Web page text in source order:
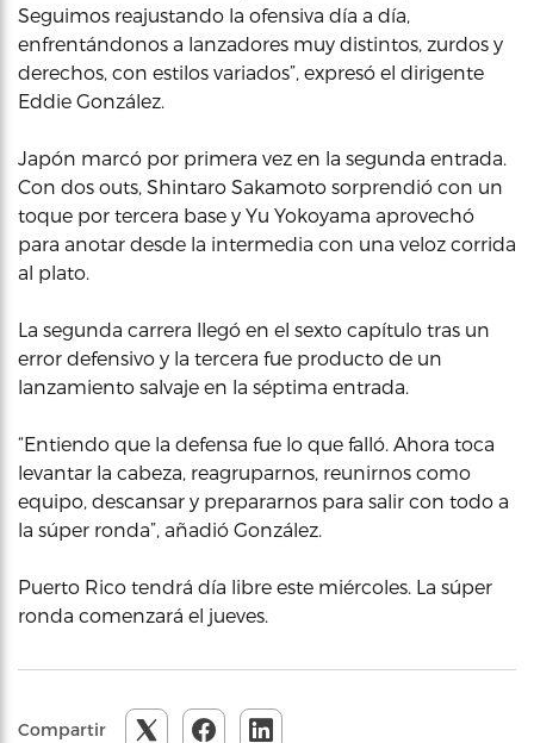
Seguimos reajustando la ofensiva día a día,
enfrentándonos a lanzadores muy distintos, zurdos y
derechos, con estilos variados”, expresó el dirigente
Eddie González.
Japón marcó por primera vez en la segunda entrada.
Con dos outs, Shintaro Sakamoto sorprendió con un
toque por tercera base y Yu Yokoyama aprovechó
para anotar desde la intermedia con una veloz corrida
al plato.
La segunda carrera llegó en el sexto capítulo tras un
error defensivo y la tercera fue producto de un
lanzamiento salvaje en la séptima entrada.
“Entiendo que la defensa fue lo que falló. Ahora toca
levantar la cabeza, reagruparnos, reunirnos como
equipo, descansar y prepararnos para salir con todo a
la súper ronda”, añadió González.
Puerto Rico tendrá día libre este miércoles. La súper
ronda comenzará el jueves.
Compartir